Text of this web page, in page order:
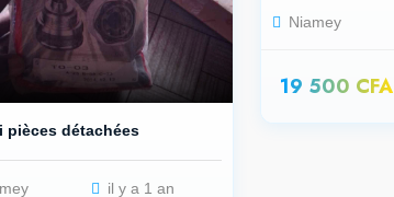
pièces détachées
il y a 1 an
Niamey
19 500 CFA